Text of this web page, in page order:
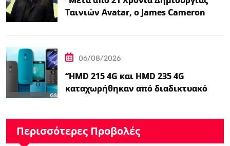
Ταινιών Avatar, ο James Cameron
06/08/2026
“HMD 215 4G και HMD 235 4G
καταχωρήθηκαν από διαδικτυακό
Περισσότερες Προβολές